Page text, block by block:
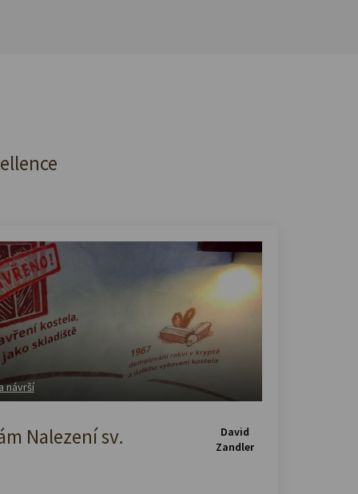
návrší
Nalezení sv.
David
Zandler